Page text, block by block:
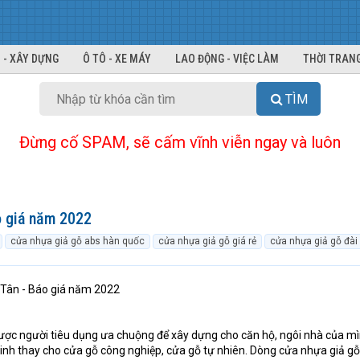
XÂY DỰNG Ô TÔ - XE MÁY LAO ĐỘNG - VIỆC LÀM THỜI
TÌM
Đừng cố SPAM, sẽ cấm vĩnh viễn ngay và luôn
năm 2022
cửa nhựa giả gỗ abs hàn quốc cửa nhựa giả gỗ giá rẻ cửa nhựa giả gỗ đài
- Báo giá năm 2022
người tiêu dụng ưa chuộng để xây dựng cho căn hộ, ngôi nhà của
thay cho cửa gỗ công nghiệp, cửa gỗ tự nhiên. Dòng cửa nhựa giả